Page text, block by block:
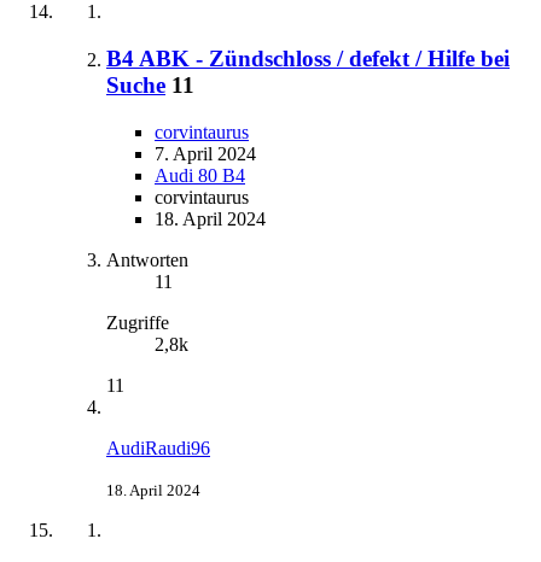
B4 ABK - Zündschloss / defekt / Hilfe bei
Suche 11
corvintaurus
7. April 2024
Audi 80 B4
corvintaurus
18. April 2024
Antworten
11
Zugriffe
2,8k
11
AudiRaudi96
18. April 2024